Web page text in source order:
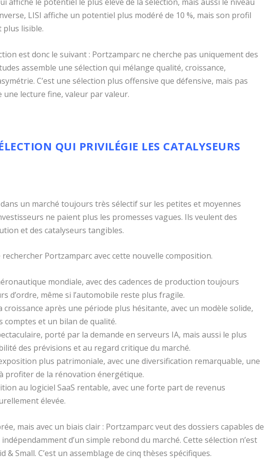
affiche le potentiel le plus élevé de la sélection, mais aussi le niveau
LISI affiche un potentiel plus modéré de 10 %, mais son profil
lisible.
est donc le suivant : Portzamparc ne cherche pas uniquement des
assemble une sélection qui mélange qualité, croissance,
C’est une sélection plus offensive que défensive, mais pas
une lecture fine, valeur par valeur.
QUI PRIVILÉGIE LES CATALYSEURS
un marché toujours très sélectif sur les petites et moyennes
ne paient plus les promesses vagues. Ils veulent des
et des catalyseurs tangibles.
rechercher Portzamparc avec cette nouvelle composition.
mondiale, avec des cadences de production toujours
d’ordre, même si l’automobile reste plus fragile.
après une période plus hésitante, avec un modèle solide,
et un bilan de qualité.
porté par la demande en serveurs IA, mais aussi le plus
des prévisions et au regard critique du marché.
plus patrimoniale, avec une diversification remarquable, une
profiter de la rénovation énergétique.
au logiciel SaaS rentable, avec une forte part de revenus
élevée.
mais avec un biais clair : Portzamparc veut des dossiers capables de
d’un simple rebond du marché. Cette sélection n’est
& Small. C’est un assemblage de cinq thèses spécifiques.